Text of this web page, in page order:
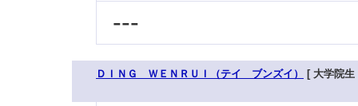
---
ＤＩＮＧ ＷＥＮＲＵＩ（テイ ブンズイ） [ 大学院生